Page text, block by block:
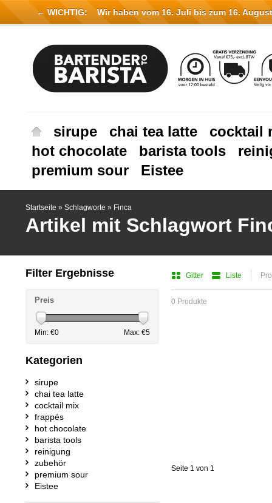
sirupe chai tea latte
cocktail
hot chocolate
barista tools
premium sour
Eistee
Startseite » Schlagworte » Finca
Artikel mit Schlagwort
Gitter Liste
0 Produkte
Seite 1 von 1
Filter Ergebnisse
Preis
Min: €0 Max: €5
Kategorien
sirupe
chai tea latte
cocktail mix
frappés
hot chocolate
barista tools
reinigung
zubehör
premium sour
Eistee
← WICHTIG: Wir haben vom 16. Juli bis zum 16.